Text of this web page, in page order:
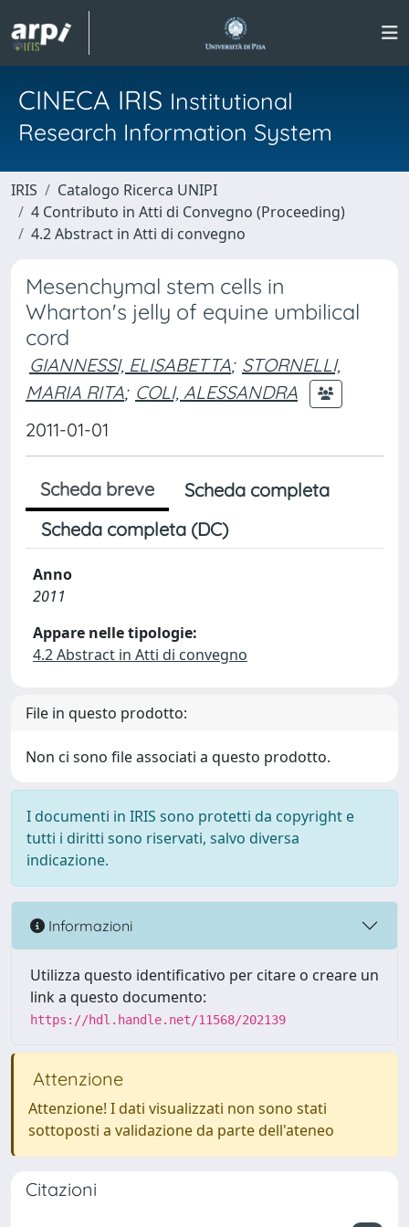
CINECA IRIS Institutional
Research Information System
IRIS
Catalogo Ricerca UNIPI
4 Contributo in Atti di Convegno (Proceeding)
4.2 Abstract in Atti di convegno
Mesenchymal stem cells in
Wharton's jelly of equine umbilical
cord
GIANNESSI, ELISABETTA; STORNELLI,
MARIA RITA; COLI, ALESSANDRA
2011-01-01
Scheda breve
Scheda completa
Scheda completa (DC)
Anno
2011
Appare nelle tipologie:
4.2 Abstract in Atti di convegno
File in questo prodotto:
Non ci sono file associati a questo prodotto.
I documenti in IRIS sono protetti da copyright e
tutti i diritti sono riservati, salvo diversa
indicazione.
Informazioni
Utilizza questo identificativo per citare o creare un
link a questo documento:
https://hdl.handle.net/11568/202139
Attenzione
Attenzione! I dati visualizzati non sono stati
sottoposti a validazione da parte dell'ateneo
Citazioni